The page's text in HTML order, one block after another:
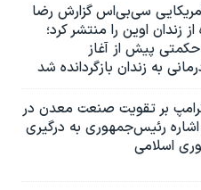
سی‌بی‌‌اس گزارش رضا
از زندان اوین را منتشر کرد؛
حکمتی پیش از آغاز
به زندان بازگردانده شد
بر تقویت صنعت معدن در
اشاره رئیس‌جمهوری به درگیری
اسلامی